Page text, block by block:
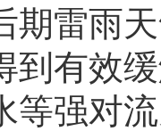
期雷雨
到有效
等强对